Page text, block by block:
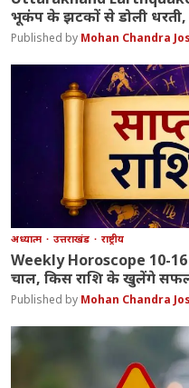
भूकंप के झटकों से डोली धरती,
Mohan Chandra
अध्यात्म उत्तराखंड राष्ट्रीय
Weekly Horoscope 10-16
चाल, किस राशि के खुलेंगे
Mohan Chandra